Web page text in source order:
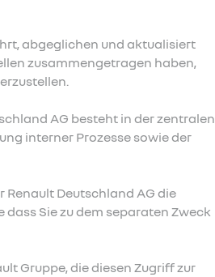
abgeglichen und aktualisiert
zusammengetragen haben,
AG besteht in der zentralen
interner Prozesse sowie der
Deutschland AG die
Sie zu dem separaten Zweck
Gruppe, die diesen Zugriff zur